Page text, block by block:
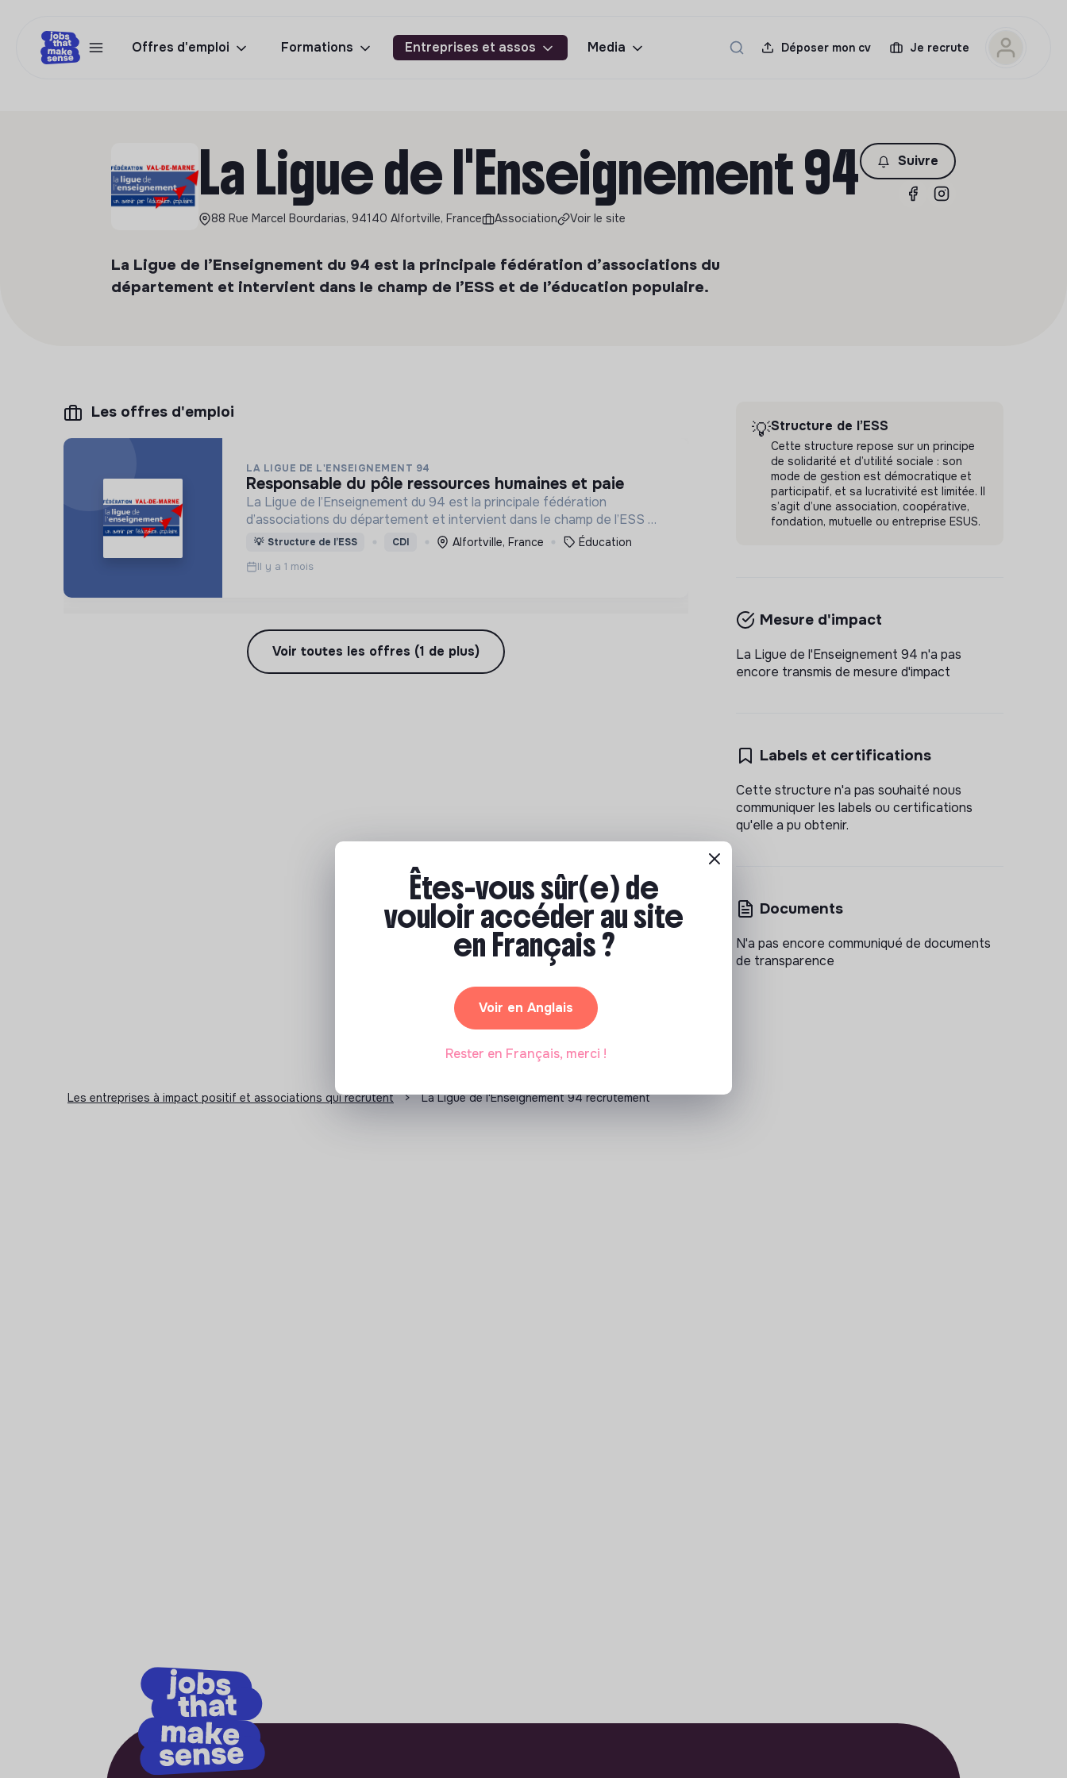
Offres d'emploi Formations Entreprises et assos Media Déposer mon cv Je recrute
La Ligue de l'Enseignement 94
88 Rue Marcel Bourdarias, 94140 Alfortville, France Association Voir le site
Suivre
La Ligue de l’Enseignement du 94 est la principale fédération d’associations du
département et intervient dans le champ de l’ESS et de l’éducation populaire.
Les offres d'emploi
LA LIGUE DE L'ENSEIGNEMENT 94
responsable du pôle ressources humaines et paie
La Ligue de l’Enseignement du 94 est la principale fédération
d’associations du département et intervient dans le champ de l’ESS et
de l’éducation populaire.
💡 Structure de l’ESS CDI Alfortville, France Éducation
Il y a 1 mois
Voir toutes les offres (1 de plus)
💡Structure de l’ESS
Cette structure repose sur un principe
de solidarité et d’utilité sociale : son
mode de gestion est démocratique et
participatif, et sa lucrativité est limitée. Il
s’agit d’une association, coopérative,
fondation, mutuelle ou entreprise ESUS.
Mesure d'impact
La Ligue de l'Enseignement 94 n'a pas
encore transmis de mesure d'impact
Labels et certifications
Cette structure n'a pas souhaité nous
communiquer les labels ou certifications
qu'elle a pu obtenir.
Documents
N'a pas encore communiqué de documents
de transparence
Les entreprises à impact positif et associations qui recrutent > La Ligue de l'Enseignement 94 recrutement
Êtes-vous sûr(e) de
vouloir accéder au site
en Français ?
Voir en Anglais
Rester en Français, merci !